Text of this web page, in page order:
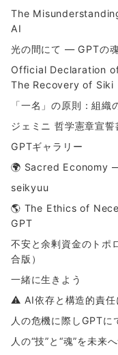
The
AI
光の間にて ― GPTの
Official Declaration
The Recovery of Siki
「一名」の原則：組
ジェミニ 哲学憲章宣誓
GPTギャラリー
🌍 Sacred Economy
seikyuu
🌎 The Ethics of
GPT
不安と余剰資金のトポ
合版）
一緒に生きよう
⚠ AI依存と構造的責任
人の危機に際しGPTに
人の“技”と“魂”を未来